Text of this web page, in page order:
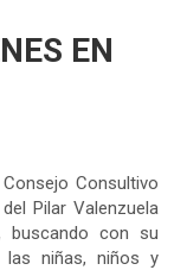
EN
Consultivo
Pilar Valenzuela
buscando con su
niñas, niños y